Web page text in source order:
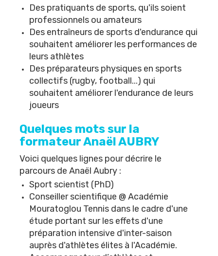
Des pratiquants de sports, qu'ils soient
professionnels ou amateurs
Des entraîneurs de sports d'endurance qui
souhaitent améliorer les performances de
leurs athlètes
Des préparateurs physiques en sports
collectifs (rugby, football...) qui
souhaitent améliorer l'endurance de leurs
joueurs
Quelques mots sur la
formateur Anaël AUBRY
Voici quelques lignes pour décrire le
parcours de Anaël Aubry :
Sport scientist (PhD)
Conseiller scientifique @ Académie
Mouratoglou Tennis dans le cadre d'une
étude portant sur les effets d'une
préparation intensive d'inter-saison
auprès d'athlètes élites à l'Académie.